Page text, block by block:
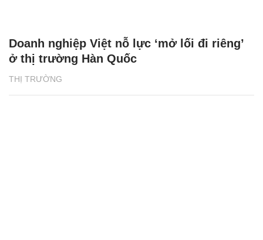
THỊ TRƯỜNG
Doanh nghiệp Việt nỗ lực ‘mở lối đi riêng’
ở thị trường Hàn Quốc